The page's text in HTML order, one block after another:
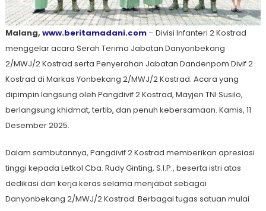
Malang, www.beritamadani.com– Divisi Infanteri 2 Kostrad
menggelar acara Serah Terima Jabatan Danyonbekang
2/MWJ/2 Kostrad serta Penyerahan Jabatan Dandenpom Divif 2
Kostrad di Markas Yonbekang 2/MWJ/2 Kostrad. Acara yang
dipimpin langsung oleh Pangdivif 2 Kostrad, Mayjen TNI Susilo,
berlangsung khidmat, tertib, dan penuh kebersamaan. Kamis, 11
Desember 2025.
Dalam sambutannya, Pangdivif 2 Kostrad memberikan apresiasi
tinggi kepada Letkol Cba. Rudy Ginting, S.I.P., beserta istri atas
dedikasi dan kerja keras selama menjabat sebagai
Danyonbekang 2/MWJ/2 Kostrad. Berbagai tugas satuan mulai